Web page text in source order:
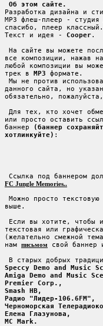
Об этом сайте.
Разработка дизайна и
MP3 флеш-плеер - студия
спасибо, плеер классный.
Текст и идея - Cooper.
На сайте вы можете
все композиции, нажав
любой композиции вы
трек в MP3 формате.
Мы не против
данного сайта, но
обязательно,
Для тех, кто хочет
или просто оставить
баннер
(баннер
хотлинкуйте)
FC Jungle Memories..
Можно просто
выше.
Если вы хотите, чтобы
текстовая или
(желательно смежной
нам письмом
свой баннер
Speccy Demo and Music
Amiga Demo and Music
Premier Corp.,
Smash HB,
Радио "Лидер-106.6FM",
Черноморская
Елена Глазунова,
MC Mark.